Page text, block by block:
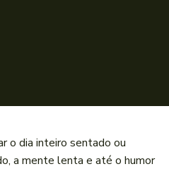
o dia inteiro sentado ou
a mente lenta e até o humor